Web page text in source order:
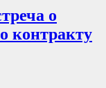
о
контракту